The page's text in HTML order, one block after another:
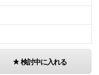
検討中に入れる